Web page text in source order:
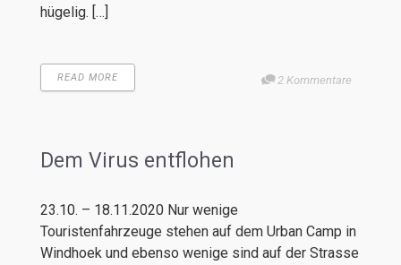
hügelig. […]
READ MORE 2 Kommentare
Dem Virus entflohen
23.10. – 18.11.2020 Nur wenige
Touristenfahrzeuge stehen auf dem Urban Camp in
Windhoek und ebenso wenige sind auf der Strasse